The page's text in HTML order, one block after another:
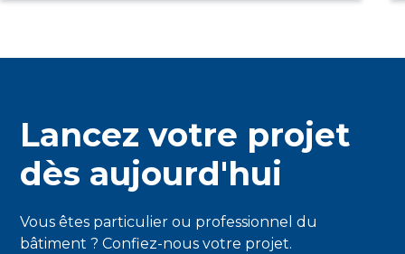
Lancez votre projet
dès aujourd'hui
Vous êtes particulier ou professionnel du
bâtiment ? Confiez-nous votre projet.